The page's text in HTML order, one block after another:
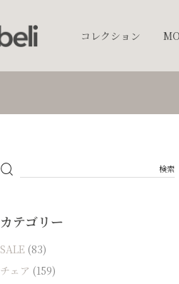
コレクション
キッチンウェア
カテゴリー
SALE (83)
チェア (159)